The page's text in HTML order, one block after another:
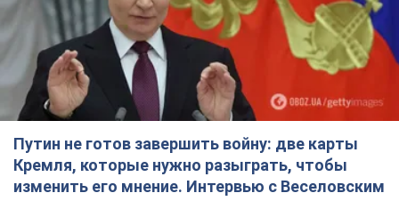
Путин не готов завершить войну: две карты
Кремля, которые нужно разыграть, чтобы
изменить его мнение. Интервью с Веселовским